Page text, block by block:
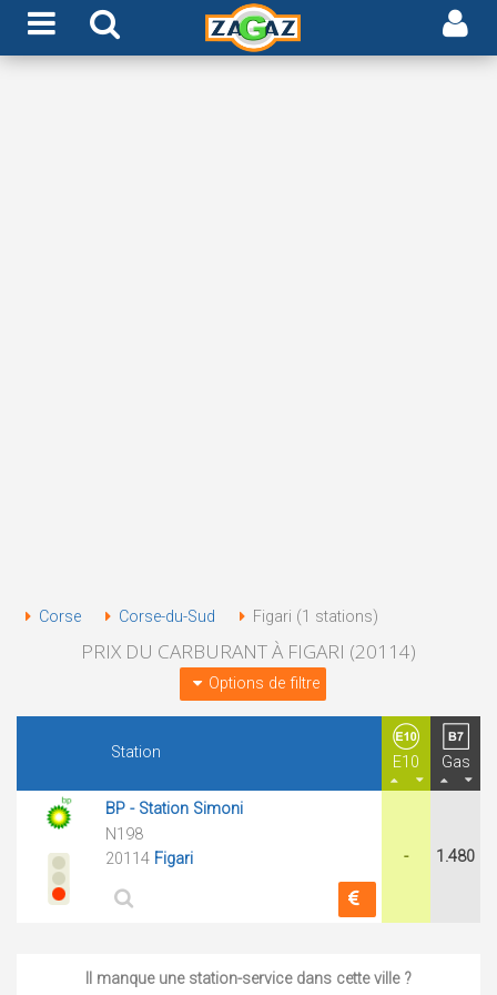
Corse Corse-du-Sud Figari (1 stations)
PRIX DU CARBURANT À FIGARI (20114)
Options de filtre
Station
E10 Gas
BP - Station Simoni
N198
20114 Figari - 1.480
Il manque une station-service dans cette ville ?